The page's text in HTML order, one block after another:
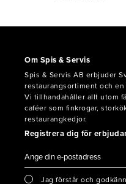
Om Spis & Servis
Spis & Servis AB erbjuder
restaurangsortiment och
Vi tillhandahåller allt utom
caféer som finkrogar,
restaurangkedjor.
Registrera dig för
Jag förstår och